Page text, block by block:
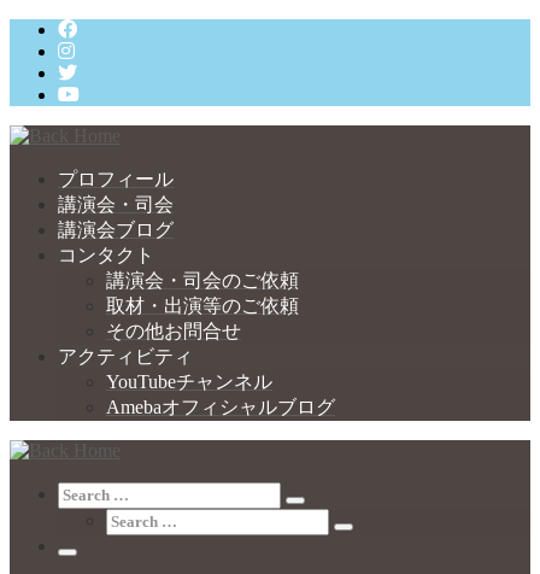
Skip
content
プロフィール
講演会・司会
講演会ブログ
コンタクト
講演会・司会のご依頼
取材・出演等のご依頼
その他お問合せ
アクティビティ
YouTubeチャンネル
Amebaオフィシャルブログ
Search
Search
Search
Search
Menu